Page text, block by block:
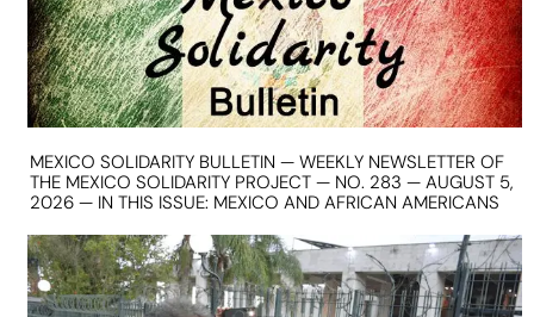
MEXICO SOLIDARITY BULLETIN — WEEKLY NEWSLETTER OF
THE MEXICO SOLIDARITY PROJECT — NO. 283 — AUGUST 5,
2026 — IN THIS ISSUE: MEXICO AND AFRICAN AMERICANS